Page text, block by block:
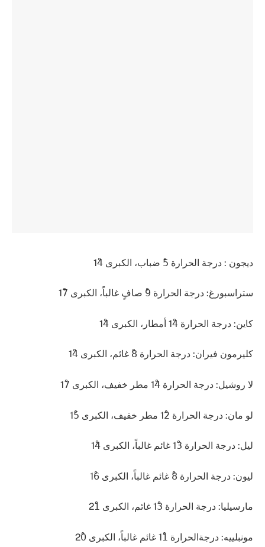
ديجون : درجة الحرارة 5ْ ضباب، الكبرى 14ْ
ستراسبورغ: درجة الحرارة 9ْ صافٍ غالباً، الكبرى 17ْ
كاين: درجة الحرارة 14ْ أمطار، الكبرى 14ْ
كليرمون فيران: درجة الحرارة 8ْ غائم، الكبرى 14ْ
لا روشيل: درجة الحرارة 14ْ مطر خفيف، الكبرى 17ْ
لو مان: درجة الحرارة 12ْ مطر خفيف، الكبرى 15ْ
ليل: درجة الحرارة 13ْ غائم غالباً، الكبرى 14ْ
ليون: درجة الحرارة 8ْ غائم غالباً، الكبرى 16ْ
مارسيليا: درجة الحرارة 13ْ غائم، الكبرى 21ْ
مونبلييه: درجةالحرارة 11ْ غائم غالباً، الكبرى 20ْ